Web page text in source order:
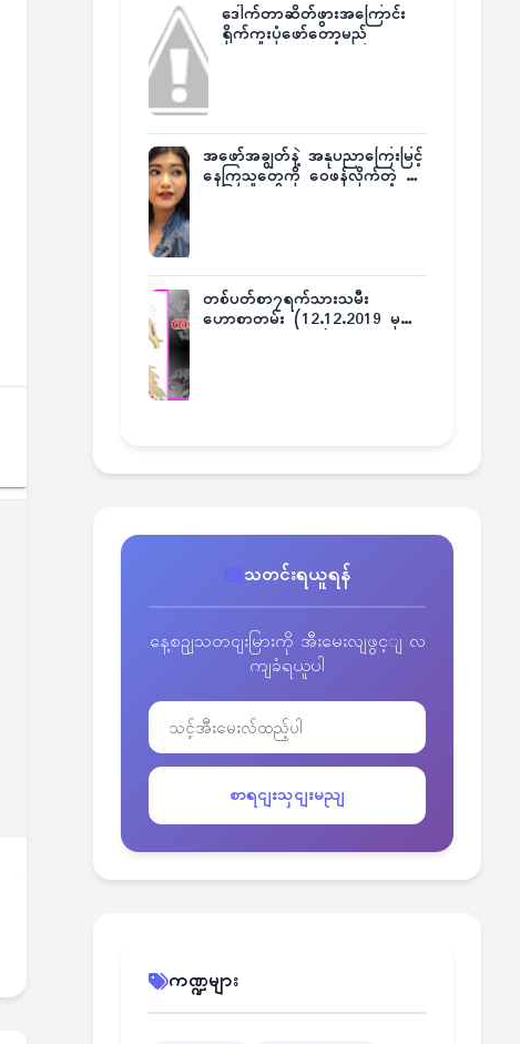
ဒေါက်တာဆိတ်ဖွားအကြောင်း
ရိုက်ကူးပုံဖော်တော့မည်
အဖော်အချွတ်နဲ့ အနုပညာကြေးမြင့်
နေကြသူတွေကို ဝေဖန်လိုက်တဲ့ သ
တစ်ပတ်စာ၇ရက်သားသမီး
ဟောစာတမ်း (12.12.2019 မှ
သတင်းရယူရန်
နေ့စဥျသတငျးမြားကို အီးမေးလျဖွင့ျ လ
ကျခံရယူပါ
စာရငျးသှငျးမညျ
ကဏ္ဍများ